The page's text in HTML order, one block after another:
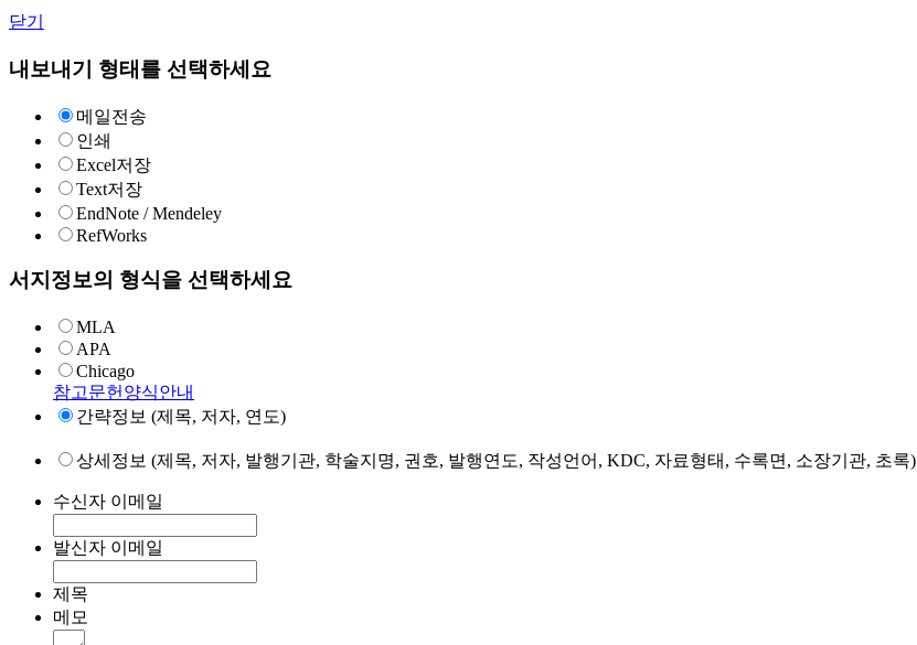
닫기
내보내기 형태를 선택하세요
메일전송
인쇄
Excel저장
Text저장
EndNote / Mendeley
RefWorks
서지정보의 형식을 선택하세요
MLA
APA
Chicago
참고문헌양식안내
간략정보 (제목, 저자, 연도)
상세정보 (제목, 저자, 발행기관, 학술지명, 권호, 발행연도, 작성언어, KDC, 자료형태, 수록면, 소장기관, 초록)
수신자 이메일
발신자 이메일
제목
메모